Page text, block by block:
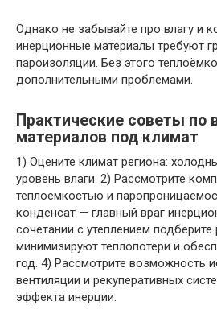
Однако не забывайте про влагу и
инерционные материалы требуют
пароизоляции. Без этого
дополнительными проблемами.
Практические советы по
материалов под климат
1) Оцените климат региона:
уровень влаги. 2) Рассмотрите
теплоемкостью и
конденсат — главный враг
сочетании с утеплением
минимизируют теплопотери и
год. 4) Рассмотрите возможность
вентиляции и рекуперативных
эффекта инерции.